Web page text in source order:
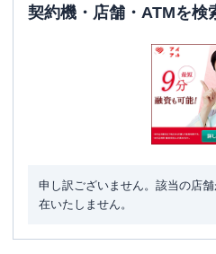
契約機・店舗・ATMを検
申し訳ございません。該当の店
在いたしません。